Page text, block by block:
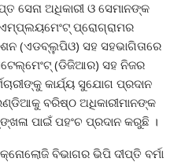
ସେନା ଅଧିକାରୀ ଓ ସେମାନଙ୍କ
ଏମ୍ପ୍ଲୟମେଂଟ୍ ପ୍ରୋଗ୍ରାମର
(ଏଡବ୍ଲୁପିଓ) ସହ ସହଭାଗିତାରେ
(ଡିଜିଆର) ସହ ନିଜର
କାର୍ଯ୍ୟ ସୁଯୋଗ ପ୍ରଦାନ
ବରିଷ୍ଠ ଅଧିକାରୀମାନଙ୍କ
ପାଇଁ ପହଂଚ ପ୍ରଦାନ କରୁଛି ।
ବିଭାଗର ଭିପି ଦୀପ୍ତି ବର୍ମା